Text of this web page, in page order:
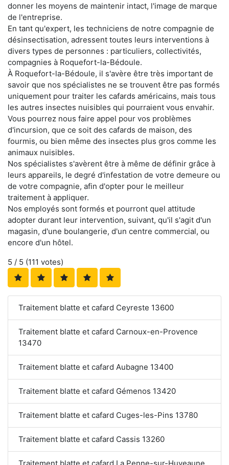
donner les moyens de maintenir intact, l'image de marque
de l'entreprise.
En tant qu'expert, les techniciens de notre compagnie de
désinsectisation, adressent toutes leurs interventions à
divers types de personnes : particuliers, collectivités,
compagnies à Roquefort-la-Bédoule.
À Roquefort-la-Bédoule, il s'avère être très important de
savoir que nos spécialistes ne se trouvent être pas formés
uniquement pour traiter les cafards américains, mais tous
les autres insectes nuisibles qui pourraient vous envahir.
Vous pourrez nous faire appel pour vos problèmes
d'incursion, que ce soit des cafards de maison, des
fourmis, ou bien même des insectes plus gros comme les
animaux nuisibles.
Nos spécialistes s'avèrent être à même de définir grâce à
leurs appareils, le degré d'infestation de votre demeure ou
de votre compagnie, afin d'opter pour le meilleur
traitement à appliquer.
Nos employés sont formés et pourront quel attitude
adopter durant leur intervention, suivant, qu'il s'agit d'un
magasin, d'une boulangerie, d'un centre commercial, ou
encore d'un hôtel.
5 / 5 (111 votes)
Traitement blatte et cafard Ceyreste 13600
Traitement blatte et cafard Carnoux-en-Provence
13470
Traitement blatte et cafard Aubagne 13400
Traitement blatte et cafard Gémenos 13420
Traitement blatte et cafard Cuges-les-Pins 13780
Traitement blatte et cafard Cassis 13260
Traitement blatte et cafard La Penne-sur-Huveaune